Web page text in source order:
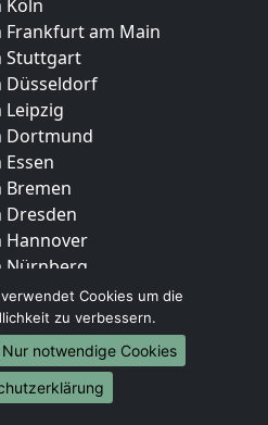
Köln
Frankfurt am Main
Stuttgart
Düsseldorf
Leipzig
Dortmund
Bremen
Dresden
Hannover
Nürnberg
Duisburg
Bochum
Wuppertal
Bielefeld
Bonn
Cookies um die
zu verbessern.
Nur notwendige Cookies